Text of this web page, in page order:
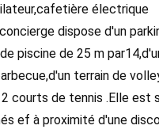
électrique
dispose d'un
piscine de 25 m
terrain de
courts de tennis .Elle est
ef à proximité d'une